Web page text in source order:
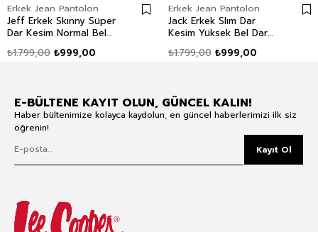
Erkek Jean Pantolon
Jeff Erkek Skınny Süper
Dar Kesim Normal Bel
Mavi
₺999,00
₺1.799,00
Erkek Jean Pantolon
Jack Erkek Slım Dar
Kesim Yüksek Bel Dar
₺999,00
₺1.799,00
E-BÜLTENE KAYIT OLUN, GÜNCEL KALIN!
Haber bültenimize kolayca kaydolun, en güncel haberlerimizi ilk siz
öğrenin!
Kayıt Ol